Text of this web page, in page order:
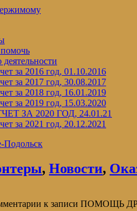
за 2016 год, 01.10.2016
за 2017 год, 30.08.2017
за 2018 год, 16.01.2019
за 2019 год, 15.03.2020
ЗА 2020 ГОД, 24.01.21
за 2021 год, 20.12.2021
, Новости,
к записи ПОМОЩЬ